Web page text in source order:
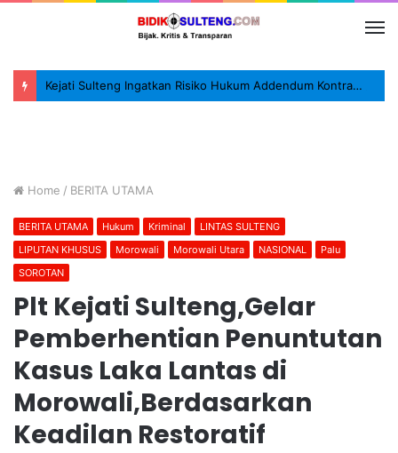
Kejati Sulteng Ingatkan Risiko Hukum Addendum Kontrak Pengadaan
Home / BERITA UTAMA
BERITA UTAMA Hukum Kriminal
LINTAS SULTENG
LIPUTAN KHUSUS
Morowali Morowali Utara NASIONAL
Palu
SOROTAN
Plt Kejati Sulteng,Gelar
Pemberhentian Penuntutan
Kasus Laka Lantas di
Morowali,Berdasarkan
Keadilan Restoratif